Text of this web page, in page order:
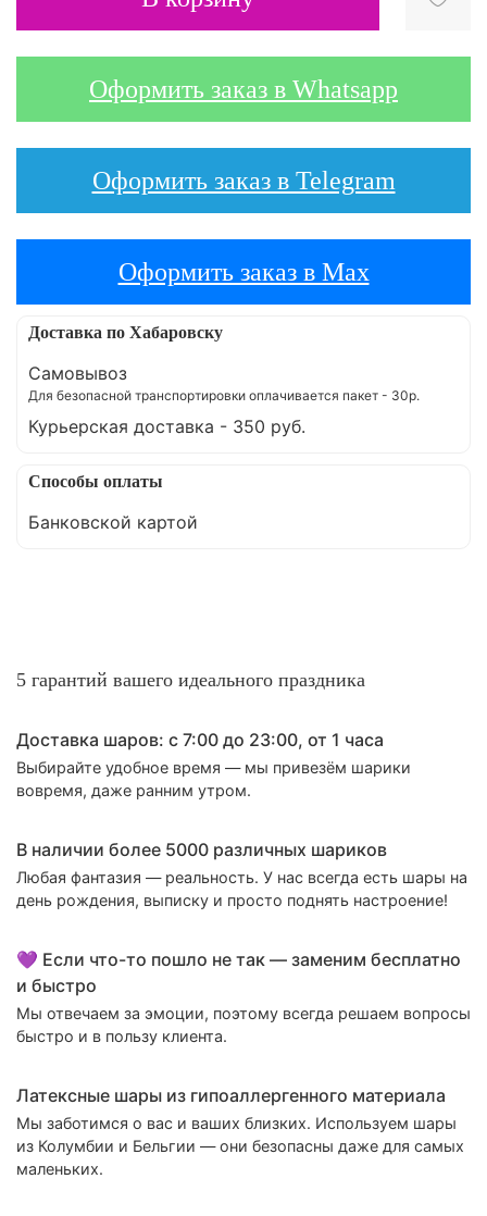
Оформить заказ в Whatsapp
Оформить заказ в Telegram
Оформить заказ в Max
Доставка по Хабаровску
Самовывоз
Для безопасной транспортировки оплачивается пакет - 30р.
Курьерская доставка - 350 руб.
Способы оплаты
Банковской картой
5 гарантий вашего идеального праздника
Доставка шаров: с 7:00 до 23:00, от 1 часа
Выбирайте удобное время — мы привезём шарики
вовремя, даже ранним утром.
В наличии более 5000 различных шариков
Любая фантазия — реальность. У нас всегда есть шары на
день рождения, выписку и просто поднять настроение!
💜 Если что-то пошло не так — заменим бесплатно
и быстро
Мы отвечаем за эмоции, поэтому всегда решаем вопросы
быстро и в пользу клиента.
Латексные шары из гипоаллергенного материала
Мы заботимся о вас и ваших близких. Используем шары
из Колумбии и Бельгии — они безопасны даже для самых
маленьких.